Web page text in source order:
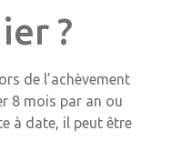
?
de l’achèvement
8 mois par an ou
à date, il peut être